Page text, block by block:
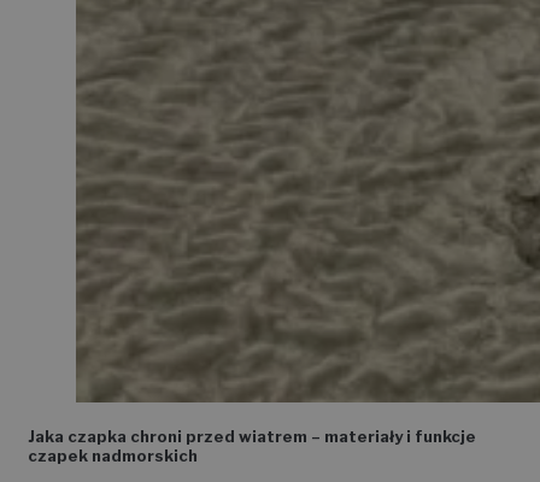
Jaka czapka chroni przed wiatrem – materiały i funkcje
czapek nadmorskich